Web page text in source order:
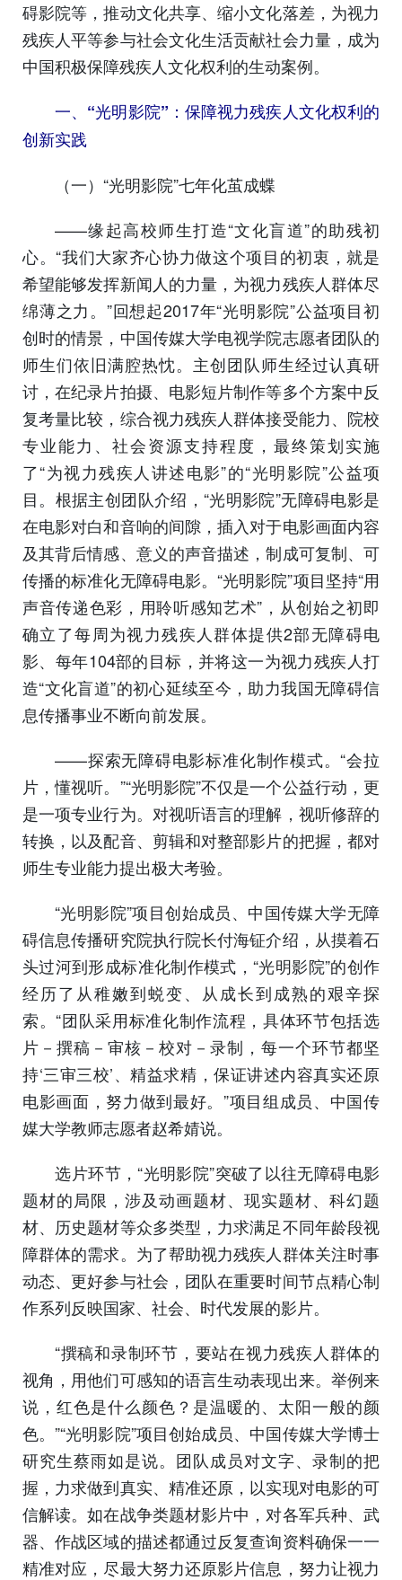
碍影院等，推动文化共享、缩小文化落差，为视力
残疾人平等参与社会文化生活贡献社会力量，成为
中国积极保障残疾人文化权利的生动案例。
一、“光明影院”：保障视力残疾人文化权利的
创新实践
（一）“光明影院”七年化茧成蝶
——缘起高校师生打造“文化盲道”的助残初
心。“我们大家齐心协力做这个项目的初衷，就是
希望能够发挥新闻人的力量，为视力残疾人群体尽
绵薄之力。”回想起2017年“光明影院”公益项目初
创时的情景，中国传媒大学电视学院志愿者团队的
师生们依旧满腔热忱。主创团队师生经过认真研
讨，在纪录片拍摄、电影短片制作等多个方案中反
复考量比较，综合视力残疾人群体接受能力、院校
专业能力、社会资源支持程度，最终策划实施
了“为视力残疾人讲述电影”的“光明影院”公益项
目。根据主创团队介绍，“光明影院”无障碍电影是
在电影对白和音响的间隙，插入对于电影画面内容
及其背后情感、意义的声音描述，制成可复制、可
传播的标准化无障碍电影。“光明影院”项目坚持“用
声音传递色彩，用聆听感知艺术”，从创始之初即
确立了每周为视力残疾人群体提供2部无障碍电
影、每年104部的目标，并将这一为视力残疾人打
造“文化盲道”的初心延续至今，助力我国无障碍信
息传播事业不断向前发展。
——探索无障碍电影标准化制作模式。“会拉
片，懂视听。”“光明影院”不仅是一个公益行动，更
是一项专业行为。对视听语言的理解，视听修辞的
转换，以及配音、剪辑和对整部影片的把握，都对
师生专业能力提出极大考验。
“光明影院”项目创始成员、中国传媒大学无障
碍信息传播研究院执行院长付海钲介绍，从摸着石
头过河到形成标准化制作模式，“光明影院”的创作
经历了从稚嫩到蜕变、从成长到成熟的艰辛探
索。“团队采用标准化制作流程，具体环节包括选
片－撰稿－审核－校对－录制，每一个环节都坚
持‘三审三校’、精益求精，保证讲述内容真实还原
电影画面，努力做到最好。”项目组成员、中国传
媒大学教师志愿者赵希婧说。
选片环节，“光明影院”突破了以往无障碍电影
题材的局限，涉及动画题材、现实题材、科幻题
材、历史题材等众多类型，力求满足不同年龄段视
障群体的需求。为了帮助视力残疾人群体关注时事
动态、更好参与社会，团队在重要时间节点精心制
作系列反映国家、社会、时代发展的影片。
“撰稿和录制环节，要站在视力残疾人群体的
视角，用他们可感知的语言生动表现出来。举例来
说，红色是什么颜色？是温暖的、太阳一般的颜
色。”“光明影院”项目创始成员、中国传媒大学博士
研究生蔡雨如是说。团队成员对文字、录制的把
握，力求做到真实、精准还原，以实现对电影的可
信解读。如在战争类题材影片中，对各军兵种、武
器、作战区域的描述都通过反复查询资料确保一一
精准对应，尽最大努力还原影片信息，努力让视力